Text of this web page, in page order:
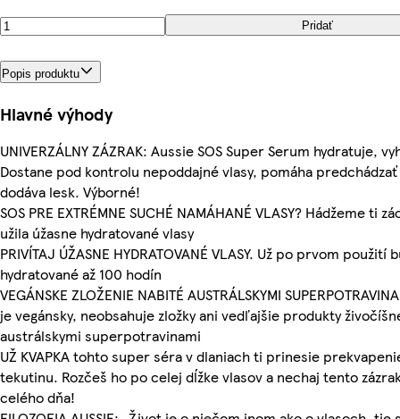
Pridať
Popis produktu
Hlavné výhody
UNIVERZÁLNY ZÁZRAK: Aussie SOS Super Serum hydratuje,
Dostane pod kontrolu nepoddajné vlasy, pomáha
dodáva lesk. Výborné!
SOS PRE EXTRÉMNE SUCHÉ NAMÁHANÉ VLASY? Hádžeme ti
užila úžasne hydratované vlasy
PRIVÍTAJ ÚŽASNE HYDRATOVANÉ VLASY. Už po prvom
hydratované až 100 hodín
VEGÁNSKE ZLOŽENIE NABITÉ AUSTRÁLSKYMI
je vegánsky, neobsahuje zložky ani vedľajšie produkty
austrálskymi superpotravinami
UŽ KVAPKA tohto super séra v dlaniach ti prinesie
tekutinu. Rozčeš ho po celej dĺžke vlasov a nechaj tento
celého dňa!